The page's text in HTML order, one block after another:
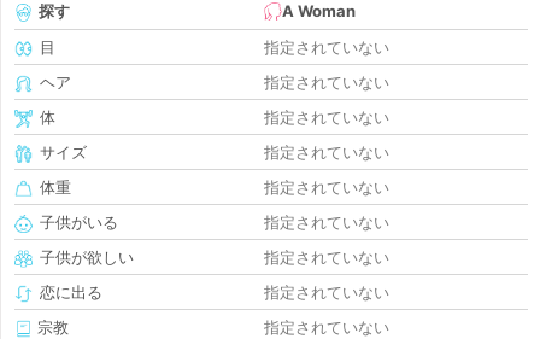
探す
A Woman
目
指定されていない
ヘア
指定されていない
体
指定されていない
サイズ
指定されていない
体重
指定されていない
子供がいる
指定されていない
子供が欲しい
指定されていない
恋に出る
指定されていない
宗教
指定されていない